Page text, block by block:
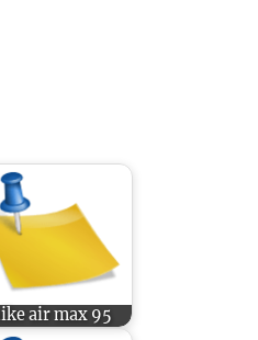
air max 95